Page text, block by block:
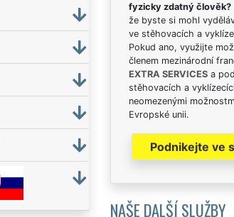
fyzicky zdatný člověk?
že byste si mohl
ve stěhovacích a
Pokud ano, využijte
členem mezinárodní
EXTRA SERVICESa
stěhovacích a
neomezenými
Evropské unii.
Podnikejte ve
NAŠE DALŠÍ SLUŽBY